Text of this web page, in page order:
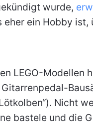
wurde,
eher ein Hobby
LEGO-Modellen
Nicht
bastele und die